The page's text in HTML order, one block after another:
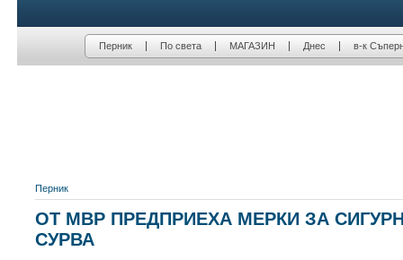
Перник По света МАГАЗИН Днес в-к
Перник
ОТ МВР ПРЕДПРИЕХА МЕРКИ ЗА
СУРВА